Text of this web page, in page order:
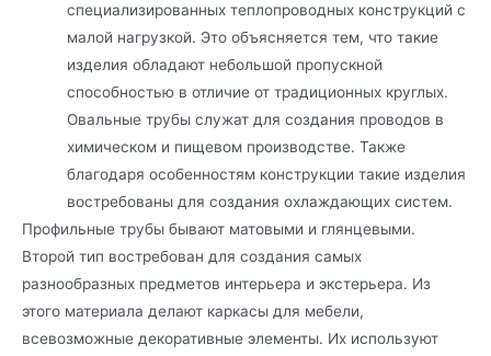
специализированных теплопроводных конструкций с
малой нагрузкой. Это объясняется тем, что такие
изделия обладают небольшой пропускной
способностью в отличие от традиционных круглых.
Овальные трубы служат для создания проводов в
химическом и пищевом производстве. Также
благодаря особенностям конструкции такие изделия
востребованы для создания охлаждающих систем.
Профильные трубы бывают матовыми и глянцевыми.
Второй тип востребован для создания самых
разнообразных предметов интерьера и экстерьера. Из
этого материала делают каркасы для мебели,
всевозможные декоративные элементы. Их используют